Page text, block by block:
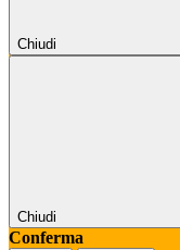
Chiudi
Chiudi
Conferma